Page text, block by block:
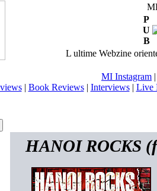
P
U
B
L ultime Webzine
MI Instagram
| Book Reviews| Interviews| Live
HANOI ROCKS